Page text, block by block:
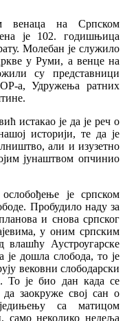
венаца на Српском
je 102. годишњица
Молебан је служило
у Руми, а венце на
су представници
а, Удружења ратних
истакао је да је реч о
историји, те да је
али и изузетно
јунаштвом опчинио
је српском
Пробудило наду за
и снова српског
у оним српским
влашћу Аустроугарске
је дошла слобода, то је
вековни слободарски
То је био дан када се
заокруже свој сан о
са матицом
неколико недеља